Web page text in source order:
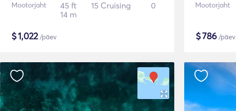
Mootorjaht
45 ft
14 m
15 Cruising 0
$1,022/päev
Mootorjaht
$786/päev